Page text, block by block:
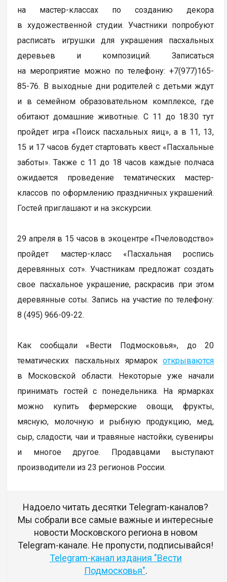
на мастер-классах по созданию декора
в художественной студии. Участники попробуют
расписать игрушки для украшения пасхальных
деревьев и композиций. Записаться
на мероприятие можно по телефону: +7(977)165-
85-76. В выходные дни родителей с детьми ждут
и в семейном образовательном комплексе, где
обитают домашние животные. С 11 до 18.30 тут
пройдет игра «Поиск пасхальных яиц», а в 11, 13,
15 и 17 часов будет стартовать квест «Пасхальные
заботы». Также с 11 до 18 часов каждые полчаса
ожидается проведение тематических мастер-
классов по оформлению праздничных украшений.
Гостей приглашают и на экскурсии.
29 апреля в 15 часов в экоцентре «Пчеловодство»
пройдет мастер-класс «Пасхальная роспись
деревянных сот». Участникам предложат создать
свое пасхальное украшение, раскрасив при этом
деревянные соты. Запись на участие по телефону:
8 (495) 966-09-22.
Как сообщали «Вести Подмосковья», до 20
тематических пасхальных ярмарокоткрываются
в Московской области. Некоторые уже начали
принимать гостей с понедельника. На ярмарках
можно купить фермерские овощи, фрукты,
мясную, молочную и рыбную продукцию, мед,
сыр, сладости, чаи и травяные настойки, сувениры
и многое другое. Продавцами выступают
производители из 23 регионов России.
Надоело читать десятки Telegram-каналов?
Мы собрали все самые важные и интересные
новости Московского региона в новом
Telegram-канале. Не пропусти, подписывайся!
Telegram-канал издания "Вести
Подмосковья".